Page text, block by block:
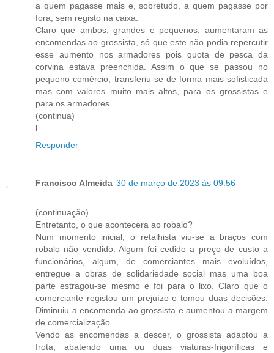
a quem pagasse mais e, sobretudo, a quem pagasse por
fora, sem registo na caixa.
Claro que ambos, grandes e pequenos, aumentaram as
encomendas ao grossista, só que este não podia repercutir
esse aumento nos armadores pois quota de pesca da
corvina estava preenchida. Assim o que se passou no
pequeno comércio, transferiu-se de forma mais sofisticada
mas com valores muito mais altos, para os grossistas e
para os armadores.
(continua)
l
Responder
Francisco Almeida 30 de março de 2023 às 09:56
(continuação)
Entretanto, o que acontecera ao robalo?
Num momento inicial, o retalhista viu-se a braços com
robalo não vendido. Algum foi cedido a preço de custo a
funcionários, algum, de comerciantes mais evoluídos,
entregue a obras de solidariedade social mas uma boa
parte estragou-se mesmo e foi para o lixo. Claro que o
comerciante registou um prejuízo e tomou duas decisões.
Diminuiu a encomenda ao grossista e aumentou a margem
de comercialização.
Vendo as encomendas a descer, o grossista adaptou a
frota, abatendo uma ou duas viaturas-frigoríficas e